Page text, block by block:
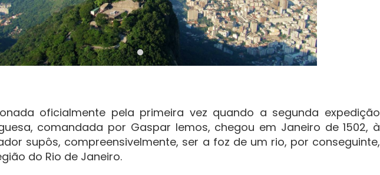
oficialmente pela primeira vez quando a segunda expedição
comandada por Gaspar lemos, chegou em Janeiro de 1502, à
supôs, compreensivelmente, ser a foz de um rio, por conseguinte,
do Rio de Janeiro.